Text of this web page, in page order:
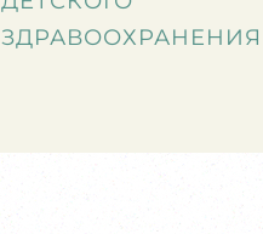
ЗДРАВООХРАНЕНИЯ